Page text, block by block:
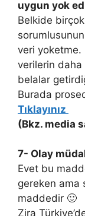
uygun yok
Belkide
veri yoketme.
verilerin daha
belalar
Burada
Tıklayınız
(Bkz. media
7- Olay
Evet bu
gereken ama
maddedir 🙂
Zira